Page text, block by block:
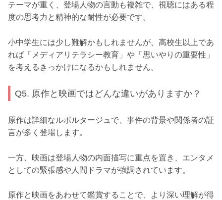
テーマが重く、登場人物の言動も複雑で、視聴にはある程
度の思考力と精神的な耐性が必要です。
小中学生には少し難解かもしれませんが、高校生以上であ
れば「メディアリテラシー教育」や「思いやりの重要性」
を考えるきっかけになるかもしれません。
Q5. 原作と映画ではどんな違いがありますか？
原作は詳細なルポルタージュで、事件の背景や関係者の証
言が多く登場します。
一方、映画は登場人物の内面描写に重点を置き、エンタメ
としての緊張感や人間ドラマが強調されています。
原作と映画をあわせて鑑賞することで、より深い理解が得